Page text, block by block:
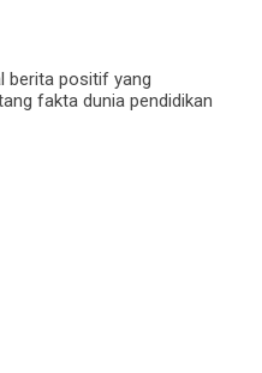
berita positif yang
fakta dunia pendidikan